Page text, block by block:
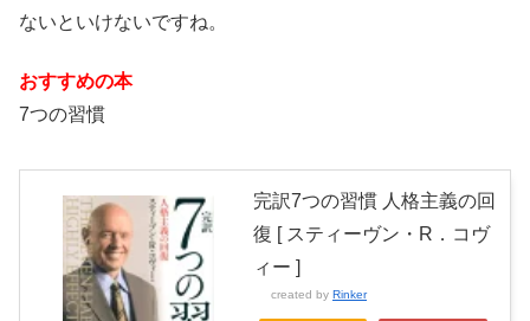
ないといけないですね。
おすすめの本
7つの習慣
完訳7つの習慣 人格主義の回
復 [ スティーヴン・R．コヴ
ィー ]
created by Rinker